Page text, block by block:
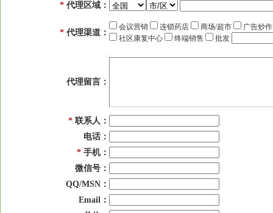
* 代理区域：
* 代理渠道：
会议营销 连锁药店 商场/超市
广告炒
社区康复中心
终端销售 批发
代理留言：
* 联系人：
电话：
* 手机：
微信号：
QQ/MSN：
Email：